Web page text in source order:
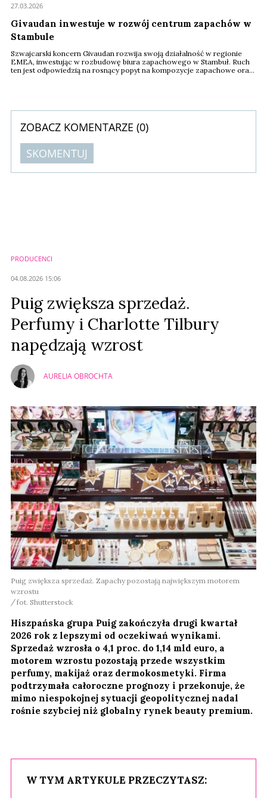
Givaudan inwestuje w rozwój centrum zapachów w
Stambule
Szwajcarski koncern Givaudan rozwija swoją działalność w regionie
EMEA, inwestując w rozbudowę biura zapachowego w Stambuł. Ruch
ten jest odpowiedzią na rosnący popyt na kompozycje zapachowe oraz
27.03.2026
ZOBACZ KOMENTARZE (0)
SKOMENTUJ
PRODUCENCI
04.08.2026 15:06
Puig zwiększa sprzedaż.
Perfumy i Charlotte Tilbury
napędzają wzrost
AURELIA OBROCHTA
Puig zwiększa sprzedaż. Zapachy pozostają największym motorem
wzrostu
fot. Shutterstock
Hiszpańska grupa Puig zakończyła drugi kwartał
2026 rok z lepszymi od oczekiwań wynikami.
Sprzedaż wzrosła o 4,1 proc. do 1,14 mld euro, a
motorem wzrostu pozostają przede wszystkim
perfumy, makijaż oraz dermokosmetyki. Firma
podtrzymała całoroczne prognozy i przekonuje, że
mimo niespokojnej sytuacji geopolitycznej nadal
rośnie szybciej niż globalny rynek beauty premium.
W TYM ARTYKULE PRZECZYTASZ: